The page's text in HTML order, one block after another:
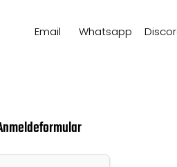
Email Whatsapp